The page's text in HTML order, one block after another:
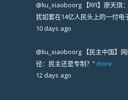
@liu_xiaoboorg 【RFI】廖天琪
犹如套在14亿人民头上的一付电
10 days ago
@liu_xiaoboorg 【民主中国】
径：民主还是专制？” more
12 days ago